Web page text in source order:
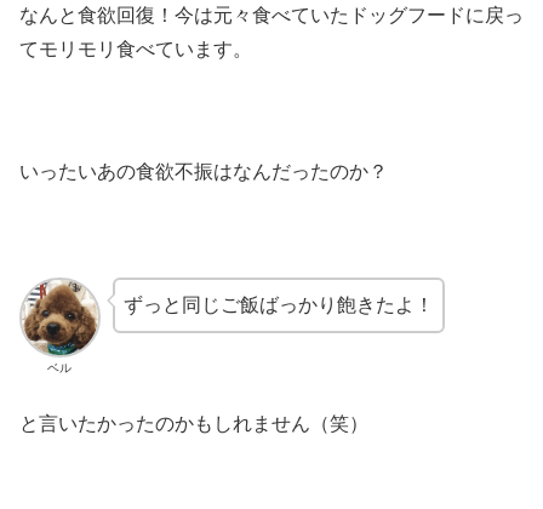
なんと食欲回復！今は元々食べていたドッグフードに戻っ
てモリモリ食べています。
いったいあの食欲不振はなんだったのか？
ベル
ずっと同じご飯ばっかり飽きたよ！
と言いたかったのかもしれません（笑）